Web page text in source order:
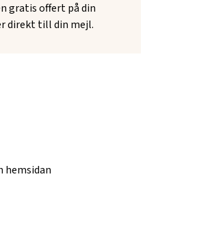
gratis offert på din
direkt till din mejl.
hemsidan